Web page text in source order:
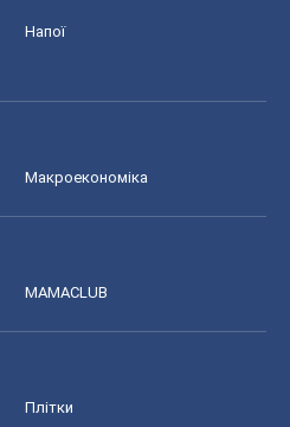
Напої
Макроекономіка
MAMACLUB
Плітки